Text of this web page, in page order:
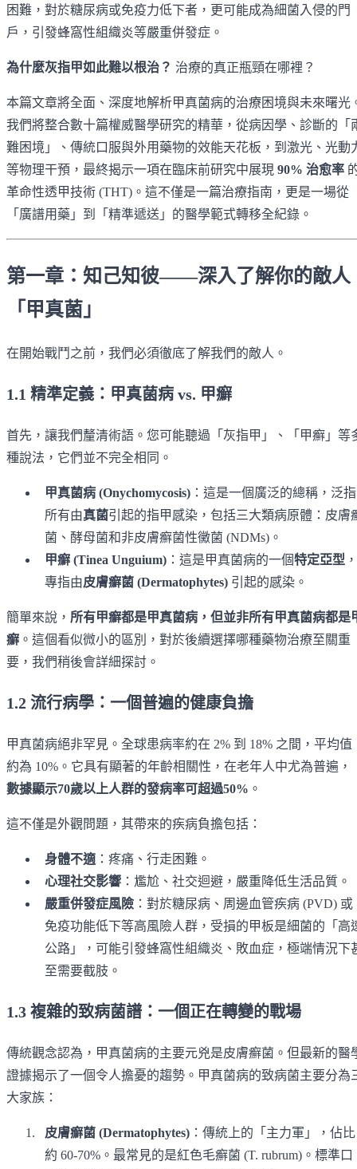
困難，對於糖尿病或免疫力低下者，更可能成為細菌入侵的門
戶，引發蜂窩性組織炎等嚴重併發症。
為什麼灰指甲如此難以根治？ 治療的真正瓶頸在哪裡？
本篇文章將全面、深度地解析甲真菌病的治療困境與未來曙光
我們將整合數十篇權威醫學研究的精華，從病因學、診斷的「
難困境」、傳統口服與外用藥物的效能天花板，到激光、光動
等物理干預，最終揭示一項在臨床前研究中展現 90% 治愈率
革命性透甲技術 (THT)。這不僅是一篇治療指南，更是一場從
「廣譜用藥」到「精準遞送」的醫學範式轉移全紀錄。
第一章：知己知彼——深入了解你的敵人
「甲真菌」
在開始戰鬥之前，我們必須徹底了解我們的敵人。
1.1 精準定義：甲真菌病 vs. 甲癬
首先，讓我們釐清術語。您可能聽過「灰指甲」、「甲癬」等
種說法，它們並不完全相同。
甲真菌病 (Onychomycosis) ：這是一個廣泛的總稱，泛指
所有由真菌引起的指甲感染，包括三大類病原體：皮膚
菌、酵母菌和非皮膚癬菌性黴菌 (NDMs)。
甲癬 (Tinea Unguium) ：這是甲真菌病的一個特定亞型 ，
專指由皮膚癬菌 (Dermatophytes) 引起的感染。
簡單來說， 所有甲癬都是甲真菌病，但並非所有甲真菌病都是
癬 。這個看似微小的區別，對於後續選擇哪種藥物治療至關重
要，我們稍後會詳細探討。
1.2 流行病學：一個普遍的健康負擔
甲真菌病絕非罕見。全球患病率約在 2% 到 18% 之間，平均值
約為 10%。它具有顯著的年齡相關性，在老年人中尤為普遍，
數據顯示70歲以上人群的發病率可超過50% 。
這不僅是外觀問題，其帶來的疾病負擔包括：
身體不適 ：疼痛、行走困難。
心理社交影響 ：尷尬、社交迴避，嚴重降低生活品質。
嚴重併發症風險 ：對於糖尿病、周邊血管疾病 (PVD) 或
免疫功能低下等高風險人群，受損的甲板是細菌的「高
公路」，可能引發蜂窩性組織炎、敗血症，極端情況下
至需要截肢。
1.3 複雜的致病菌譜：一個正在轉變的戰場
傳統觀念認為，甲真菌病的主要元兇是皮膚癬菌。但最新的醫
證據揭示了一個令人擔憂的趨勢。甲真菌病的致病菌主要分為
大家族：
皮膚癬菌 (Dermatophytes) ：傳統上的「主力軍」，佔比
約 60-70%。最常見的是紅色毛癬菌 (T. rubrum)。標準口